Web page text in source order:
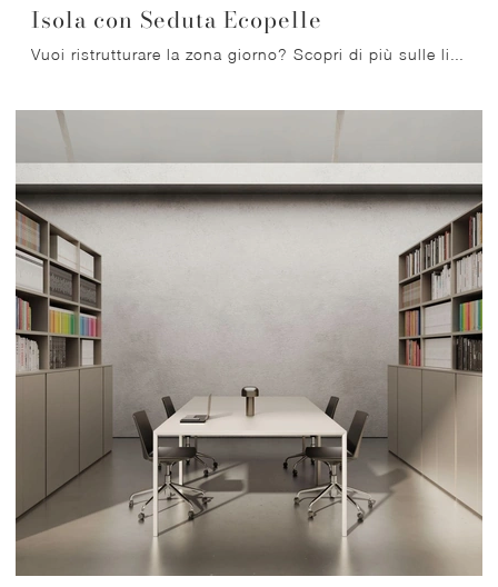
Isola con Seduta Ecopelle